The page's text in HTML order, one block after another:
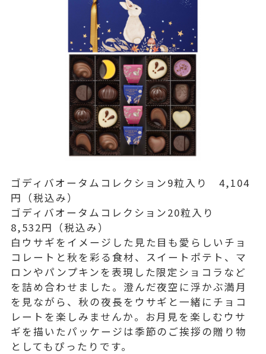
ゴディバオータムコレクション9粒入り 4,104
円（税込み）
ゴディバオータムコレクション20粒入り
8,532円（税込み）
白ウサギをイメージした見た目も愛らしいチョ
コレートと秋を彩る食材、スイートポテト、マ
ロンやパンプキンを表現した限定ショコラなど
を詰め合わせました。澄んだ夜空に浮かぶ満月
を見ながら、秋の夜長をウサギと一緒にチョコ
レートを楽しみませんか。お月見を楽しむウサ
ギを描いたパッケージは季節のご挨拶の贈り物
としてもぴったりです。